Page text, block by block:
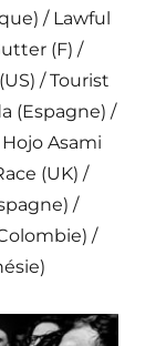
/ Lawful
(F) /
/ Tourist
(Espagne) /
Asami
(UK) /
/
/